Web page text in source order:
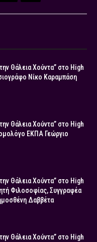
Θάλεια Χούντα” στο High
Νίκο Καραμπάση
Θάλεια Χούντα” στο High
ΕΚΠΑ Γεώργιο
Θάλεια Χούντα” στο High
Φιλοσοφίας, Συγγραφέα
Δαββέτα
Θάλεια Χούντα” στο High